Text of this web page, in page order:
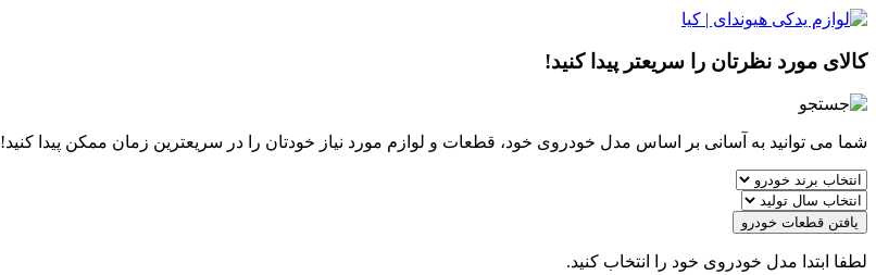
کالای مورد نظرتان را سریعتر پیدا کنید!
شما می توانید به آسانی بر اساس مدل خودروی خود، قطعات و لوازم مورد نیاز خودتان را در سریعترین زمان ممکن پیدا کنید!
یافتن قطعات خودرو
لطفا ابتدا مدل خودروی خود را انتخاب کنید.